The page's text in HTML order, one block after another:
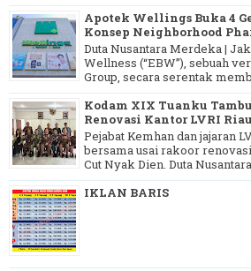
Apotek Wellings Buka 4
Konsep Neighborhood
Duta Nusantara Merdeka |
Wellness (“EBW”), sebuah
Group, secara serentak
Kodam XIX Tuanku
Renovasi Kantor LVRI Riau
Pejabat Kemhan dan jajaran
bersama usai rakoor
Cut Nyak Dien. Duta
IKLAN BARIS